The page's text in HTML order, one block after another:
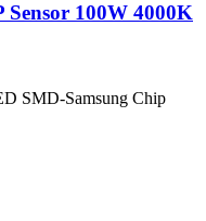
100W 4000K
Samsung Chip